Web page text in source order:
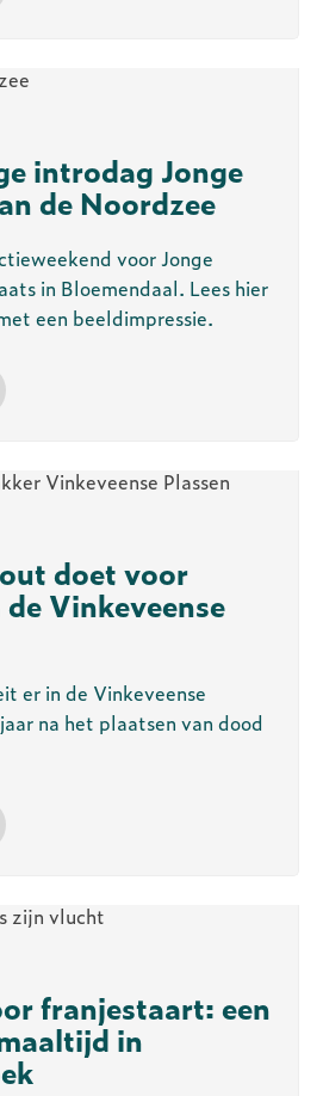
introdag Jonge
de Noordzee
voor Jonge
in Bloemendaal. Lees hier
een beeldimpressie.
doet voor
Vinkeveense
er in de Vinkeveense
na het plaatsen van dood
franjestaart: een
in